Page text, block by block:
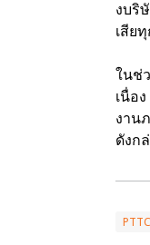
งบริ
เสีย
ในช่
เนื่อ
งาน
ดังก